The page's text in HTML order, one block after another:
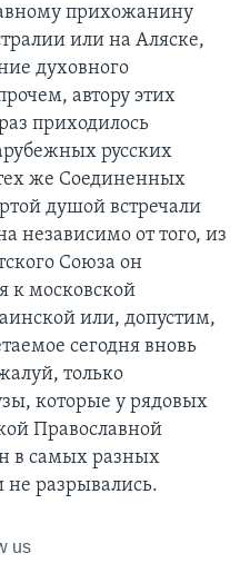
прихожанину
или на Аляске,
духовного
автору этих
приходилось
русских
же Соединенных
душой встречали
независимо от того, из
Союза он
к московской
или, допустим,
сегодня вновь
только
которые у рядовых
Православной
в самых разных
не разрывались.
us